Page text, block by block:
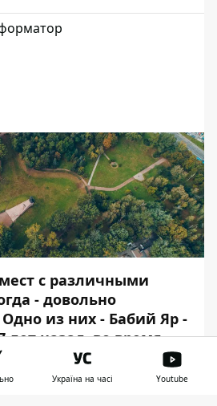
с различными
- довольно
из них - Бабий Яр -
лет назад, во время
войны, нацистами
до 200 тысяч
самая жестокая
Україна на часі Youtube